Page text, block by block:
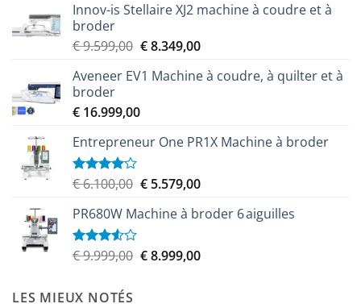
Innov-is Stellaire XJ2 machine à coudre et à
broder
€9.599,00 Le
initial
€ 9.599,00.
€8.349,00Le
actuel
Aveneer EV1 Machine à coudre, à quilter et à
broder
€ 16.999,00
Entrepreneur One PR1X Machine à broder
Note
5
€6.100,00 Le
initial
€ 6.100,00.
€5.579,00Le
actuel
€ 5.579,00.
PR680W Machine à broder 6 aiguilles
Note
€9.999,00 Le
€8.999,00Le
LES MIEUX NOTÉS